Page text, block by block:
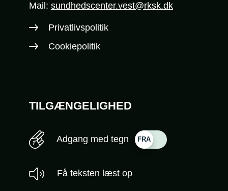
Mail: sundhedscenter.vest@rksk.dk
Privatlivspolitik
Cookiepolitik
TILGÆNGELIGHED
Adgang med tegn
Få teksten læst op